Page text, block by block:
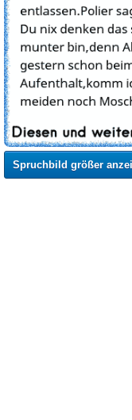
Spruchbild größer